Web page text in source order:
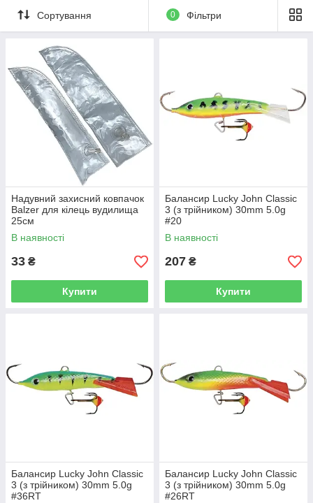
Сортування 0 Фільтри
Надувний захисний ковпачок
Balzer для кілець вудилища
25см
В наявності
33 ₴
Купити
Балансир Lucky John Classic
3 (з трійником) 30mm 5.0g
#20
В наявності
207 ₴
Купити
Балансир Lucky John Classic
3 (з трійником) 30mm 5.0g
#36RT
Балансир Lucky John Classic
3 (з трійником) 30mm 5.0g
#26RT